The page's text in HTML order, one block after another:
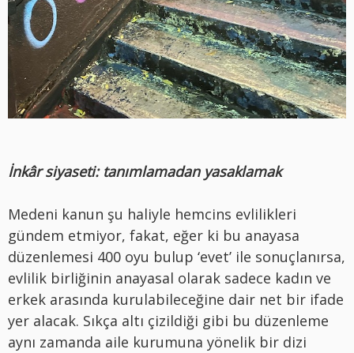
İnkâr siyaseti: tanımlamadan yasaklamak
Medeni kanun şu haliyle hemcins evlilikleri
gündem etmiyor, fakat, eğer ki bu anayasa
düzenlemesi 400 oyu bulup ‘evet’ ile sonuçlanırsa,
evlilik birliğinin anayasal olarak sadece kadın ve
erkek arasında kurulabileceğine dair net bir ifade
yer alacak. Sıkça altı çizildiği gibi bu düzenleme
aynı zamanda aile kurumuna yönelik bir dizi